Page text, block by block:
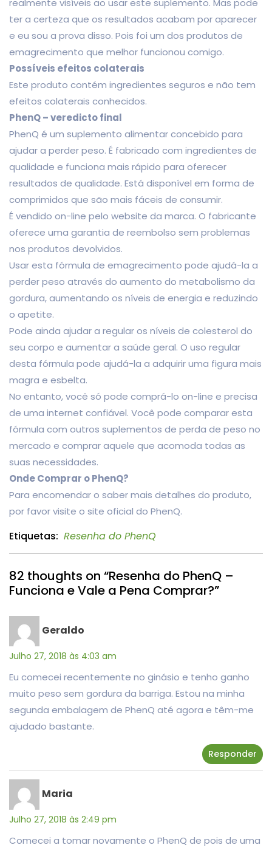
ter a certeza que os resultados acabam por aparecer
e eu sou a prova disso. Pois foi um dos produtos de
emagrecimento que melhor funcionou comigo.
Possíveis efeitos colaterais
Este produto contém ingredientes seguros e não tem
efeitos colaterais conhecidos.
PhenQ – veredicto final
PhenQ é um suplemento alimentar concebido para
ajudar a perder peso. É fabricado com ingredientes de
qualidade e funciona mais rápido para oferecer
resultados de qualidade. Está disponível em forma de
comprimidos que são mais fáceis de consumir.
É vendido on-line pelo website da marca. O fabricante
oferece uma garantia de reembolso sem problemas
nos produtos devolvidos.
Usar esta fórmula de emagrecimento pode ajudá-la a
perder peso através do aumento do metabolismo da
gordura, aumentando os níveis de energia e reduzindo
o apetite.
Pode ainda ajudar a regular os níveis de colesterol do
seu corpo e aumentar a saúde geral. O uso regular
desta fórmula pode ajudá-la a adquirir uma figura mais
magra e esbelta.
No entanto, você só pode comprá-lo on-line e precisa
de uma internet confiável. Você pode comparar esta
fórmula com outros suplementos de perda de peso no
mercado e comprar aquele que acomoda todas as
suas necessidades.
Onde Comprar o PhenQ?
Para encomendar o saber mais detalhes do produto,
por favor visite o site oficial do PhenQ.
Etiquetas: Resenha do PhenQ
82 thoughts on “Resenha do PhenQ –
Funciona e Vale a Pena Comprar?”
Geraldo
Julho 27, 2018 às 4:03 am
Eu comecei recentemente no ginásio e tenho ganho
muito peso sem gordura da barriga. Estou na minha
segunda embalagem de PhenQ até agora e têm-me
ajudado bastante.
Responder
Maria
Julho 27, 2018 às 2:49 pm
Comecei a tomar novamente o PhenQ de pois de uma